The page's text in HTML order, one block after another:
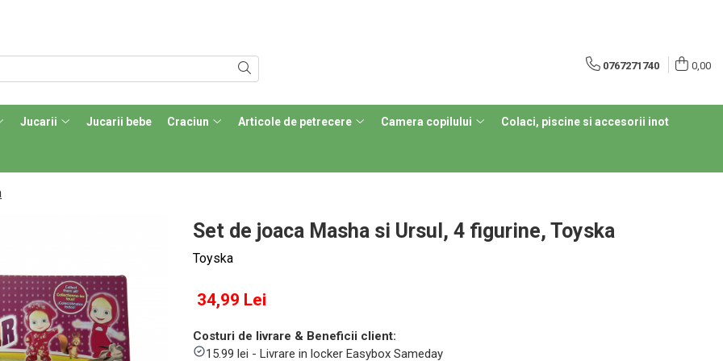
0767271740 0,00
Jucarii Jucarii bebe Craciun Articole de petrecere Camera copilului Colaci, piscine si accesorii inot
Set de joaca Masha si Ursul, 4 figurine, Toyska
Toyska
34,99 Lei
Costuri de livrare & Beneficii client:
15.99 lei - Livrare in locker Easybox Sameday